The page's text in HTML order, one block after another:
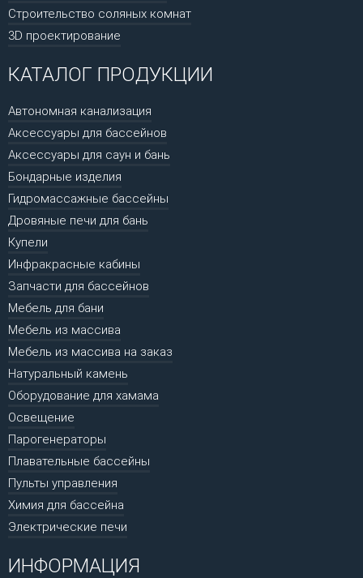
Строительство соляных комнат
3D проектирование
КАТАЛОГ ПРОДУКЦИИ
Автономная канализация
Аксессуары для бассейнов
Аксессуары для саун и бань
Бондарные изделия
Гидромассажные бассейны
Дровяные печи для бань
Купели
Инфракрасные кабины
Запчасти для бассейнов
Мебель для бани
Мебель из массива
Мебель из массива на заказ
Натуральный камень
Оборудование для хамама
Освещение
Парогенераторы
Плавательные бассейны
Пульты управления
Химия для бассейна
Электрические печи
ИНФОРМАЦИЯ